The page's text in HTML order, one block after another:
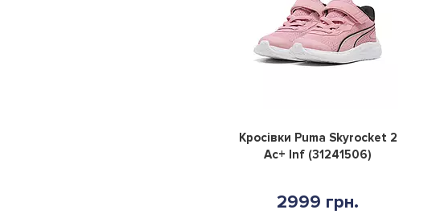
0
Кросівки Puma Skyrocket 2
Ac+ Inf (31241506)
2999 грн.